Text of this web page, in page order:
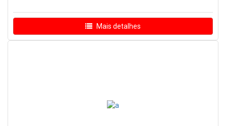
Mais detalhes